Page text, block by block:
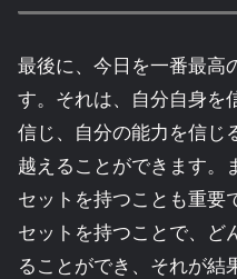
最後に、今日を一番最高
す。それは、自分自身を
信じ、自分の能力を信じ
越えることができます。
セットを持つことも重要
セットを持つことで、ど
ることができ、それが結